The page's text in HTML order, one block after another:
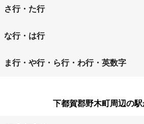
足利市
大田原市
さ行・た行
さくら市
塩谷郡高根沢町 下都
な行・は行
那須烏山市 那須塩
芳賀
ま行・や行・ら行・わ行・英数字
下都賀郡野木町周辺の